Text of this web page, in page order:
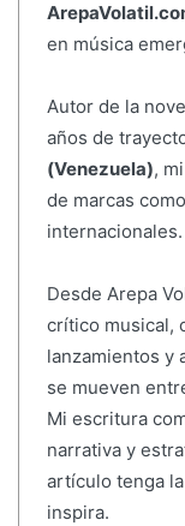
en música
Autor de la
años de
(Venezuela),
de marcas como
internacionales.
Desde Arepa
crítico musical,
lanzamientos y
se mueven
Mi escritura
narrativa y
artículo tenga
inspira.